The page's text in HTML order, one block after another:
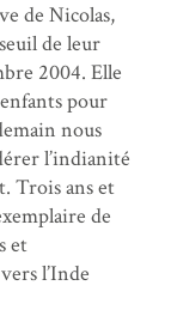
de Nicolas,
de leur
2004. Elle
pour
nous
l’indianité
Trois ans et
de
et
l’Inde